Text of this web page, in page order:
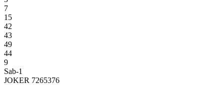
7
15
42
43
49
44
9
Sab-1
JOKER 7265376